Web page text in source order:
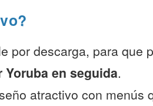
por descarga, para que
Yoruba en seguida.
atractivo con menús